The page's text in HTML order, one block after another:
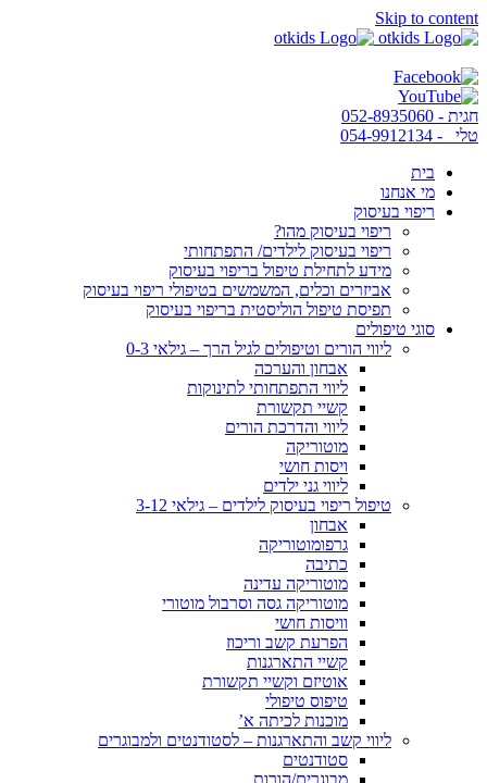
Skip to content
חגית - 052-8935060
טלי - 054-9912134
בית
מי אנחנו
ריפוי בעיסוק
ריפוי בעיסוק מהו?
ריפוי בעיסוק לילדים/ התפתחותי
מידע לתחילת טיפול בריפוי בעיסוק
אביזרים וכלים, המשמשים בטיפולי ריפוי בעיסוק
תפיסת טיפול הוליסטית בריפוי בעיסוק
סוגי טיפולים
ליווי הורים וטיפולים לגיל הרך – גילאי 0-3
אבחון והערכה
ליווי התפתחותי לתינוקות
קשיי תקשורת
ליווי והדרכת הורים
מוטוריקה
ויסות חושי
ליווי גני ילדים
טיפול ריפוי בעיסוק לילדים – גילאי 3-12
אבחון
גרפומוטוריקה
כתיבה
מוטוריקה עדינה
מוטוריקה גסה וסרבול מוטורי
וויסות חושי
הפרעת קשב וריכוז
קשיי התארגנות
אוטיזם וקשיי תקשורת
טיפוס טיפולי
מוכנות לכיתה א’
ליווי קשב והתארגנות – לסטודנטים ולמבוגרים
סטודנטים
מבוגרים/הורות